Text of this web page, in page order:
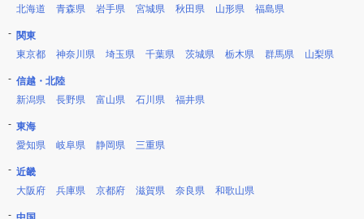
北海道
青森県 岩手県 宮城県 秋田県 山形県 福島県
関東
東京都
神奈川県 埼玉県 千葉県 茨城県 栃木県 群馬県 山梨県
信越・北陸
新潟県
長野県 富山県 石川県 福井県
東海
愛知県
岐阜県 静岡県 三重県
近畿
大阪府
兵庫県 京都府 滋賀県 奈良県 和歌山県